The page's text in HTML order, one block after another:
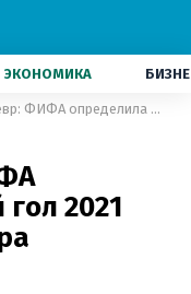
ЭКОНОМИКА
Создал шедевр: ФИФА определила лучший гол 2021 года – видео шедевра
2021